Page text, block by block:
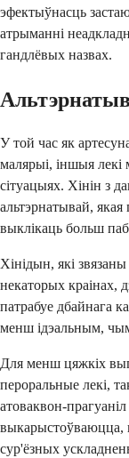
эфектыўнасць
атрыманні
гандлёвых назвах.
У той час як
малярыі, іншыя
сітуацыях. Хінін з
альтэрнатывай,
выклікаць больш
Хінідын, які
некаторых краінах,
патрабуе дбайнага
менш ідэальным,
Для менш цяжкіх
пероральные лекі,
атоваквон-
выкарыстоўваюцца,
сур'ёзных